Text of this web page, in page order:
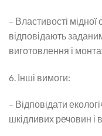
– Властивості мідної
відповідають
виготовлення і
6. Інші вимоги:
– Відповідати
шкідливих речовин і